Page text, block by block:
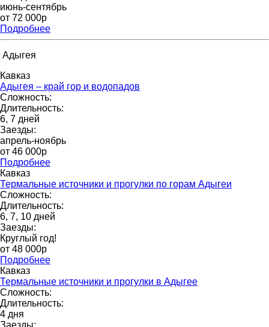
июнь-сентябрь
от 72 000p
Подробнее
Адыгея
Кавказ
Адыгея – край гор и водопадов
Сложность:
Длительность:
6, 7 дней
Заезды:
апрель-ноябрь
от 46 000p
Подробнее
Кавказ
Термальные источники и прогулки по горам Адыгеи
Сложность:
Длительность:
6, 7, 10 дней
Заезды:
Круглый год!
от 48 000p
Подробнее
Кавказ
Термальные источники и прогулки в Адыгее
Сложность:
Длительность:
4 дня
Заезды: